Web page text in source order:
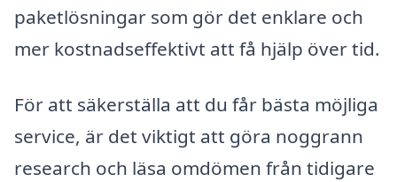
paketlösningar som gör det enklare och
mer kostnadseffektivt att få hjälp över tid.
För att säkerställa att du får bästa möjliga
service, är det viktigt att göra noggrann
research och läsa omdömen från tidigare